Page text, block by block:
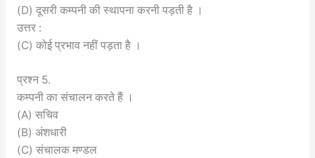
(D) दूसरी कम्पनी की स्थापना करनी पड़ती है ।
उत्तर :
(C) कोई प्रभाव नहीं पड़ता है ।
प्रश्न 5.
कम्पनी का संचालन करते हैं ।
(A) सचिव
(B) अंशधारी
(C) संचालक मण्डल